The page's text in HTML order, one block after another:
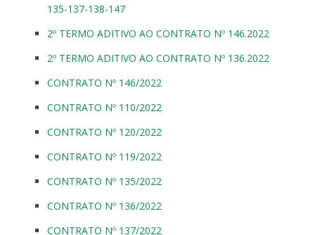
135-137-138-147
2º TERMO ADITIVO AO CONTRATO Nº 146.2022
2º TERMO ADITIVO AO CONTRATO Nº 136.2022
CONTRATO Nº 146/2022
CONTRATO Nº 110/2022
CONTRATO Nº 120/2022
CONTRATO Nº 119/2022
CONTRATO Nº 135/2022
CONTRATO Nº 136/2022
CONTRATO Nº 137/2022